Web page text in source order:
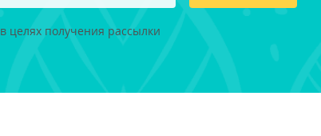
в целях получения рассылки